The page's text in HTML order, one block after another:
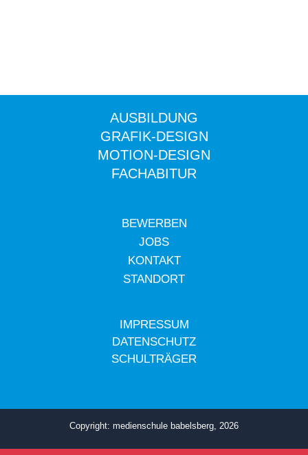
AUSBILDUNG
GRAFIK-DESIGN
MOTION-DESIGN
FACHABITUR
BEWERBEN
JOBS
KONTAKT
STANDORT
IMPRESSUM
DATENSCHUTZ
SCHULTRÄGER
Copyright: medienschule babelsberg, 2026